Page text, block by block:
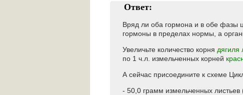
Ответ:
Вряд ли оба гормона и в обе фазы
гормоны в пределах нормы, а
Увеличьте количество корня дягиля
по 1 ч.л. измельченных корней
А сейчас присоедините к схеме
- 50,0 грамм измельченных листьев